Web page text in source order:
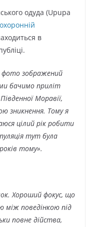
одуда (Upupa
в
зображений
бачимо приліт
Моравії,
зникнення. Тому я
цілий рік робити
тут була
тому».
Хороший фокус, що
між поведінкою під
повне дійства,